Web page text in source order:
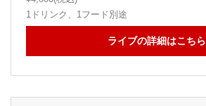
1ドリンク、1フード別途
ライブの詳細はこちら